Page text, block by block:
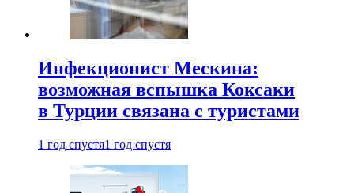
Инфекционист Мескина:
возможная вспышка Коксаки
в Турции связана с туристами
1 год спустя1 год спустя